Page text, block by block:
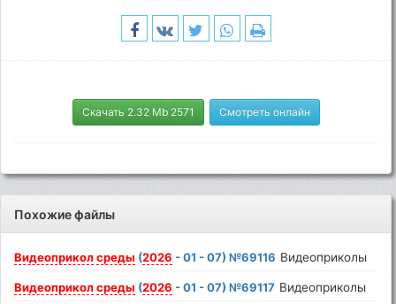
Скачать 2.32 Mb 2571 Смотреть онлайн
Похожие файлы
Видеоприкол среды (2026 - 01 - 07) №69116 Видеоприколы
Видеоприкол среды (2026 - 01 - 07) №69117 Видеоприколы